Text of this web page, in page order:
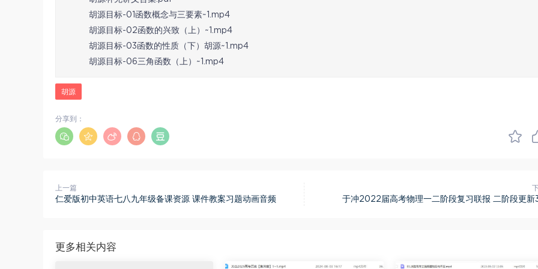
胡源目标-01函数概念与三要素~1.mp4
胡源目标-02函数的兴致（上）~1.mp4
胡源目标-03函数的性质（下）胡源~1.mp4
胡源目标-06三角函数（上）~1.mp4
胡源
分享到：
上一篇
仁爱版初中英语七八九年级备课资源 课件教案习题动画音频 于冲2022届高考物理一二阶段复习联报 二阶段更新
更多相关内容